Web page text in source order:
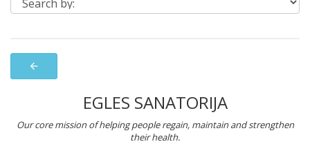
arrow_back
EGLES SANATORIJA
Our core mission of helping people regain, maintain and strengthen
their health.